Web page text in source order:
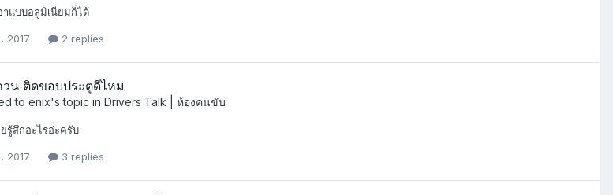
าแบบอลูมิเนียมก็ได้
2017 2 replies
วน ติดขอบประตูดีไหม
to enix's topic in Drivers Talk | ห้องคนขับ
รู้สึกอะไรอ่ะครับ
2017 3 replies